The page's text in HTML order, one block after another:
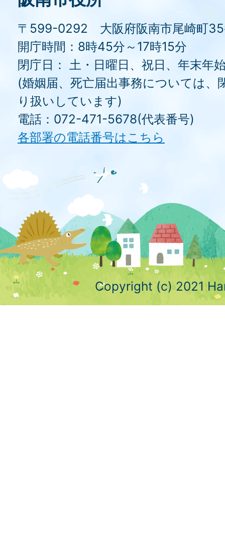
〒599-0292 大阪府阪南市尾崎町35
開庁時間：8時45分～17時15分
閉庁日： 土・日曜日、祝日、年末年
(婚姻届、死亡届出事務については、
り扱いしています)
電話：072-471-5678(代表番号)
各部署の電話番号はこちら
Copyright (c) 2021